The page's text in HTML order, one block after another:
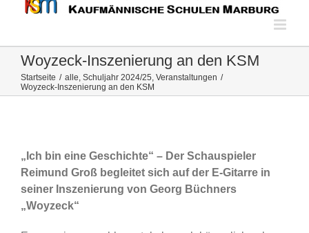
Woyzeck-Inszenierung an den KSM
Startseite / alle, Schuljahr 2024/25, Veranstaltungen /
Woyzeck-Inszenierung an den KSM
„Ich bin eine Geschichte“ – Der Schauspieler
Reimund Groß begleitet sich auf der E-Gitarre in
seiner Inszenierung von Georg Büchners
„Woyzeck“